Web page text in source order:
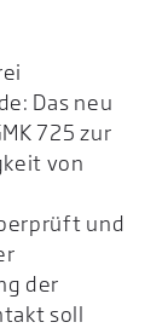
Das neu
725 zur
von
und
der
soll